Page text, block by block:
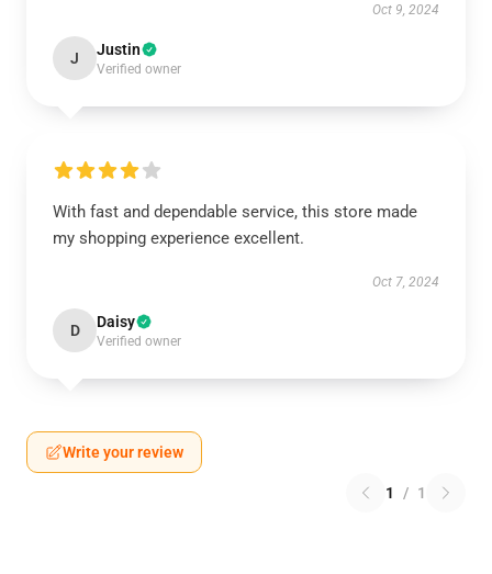
Oct 9, 2024
J Justin
Verified owner
With fast and dependable service, this store made
my shopping experience excellent.
Oct 7, 2024
D Daisy
Verified owner
Write your review
1 / 1